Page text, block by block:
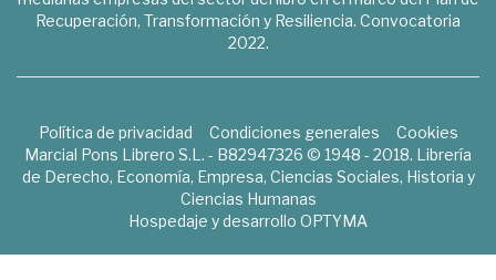
Recuperación, Transformación y Resiliencia. Convocatoria
2022.
Política de privacidad Condiciones generales
Cookies
Marcial Pons Librero S.L. - B82947326 © 1948 - 2018. Librería
de Derecho, Economía, Empresa, Ciencias Sociales, Historia y
Ciencias Humanas
Hospedaje y desarrollo OPTYMA